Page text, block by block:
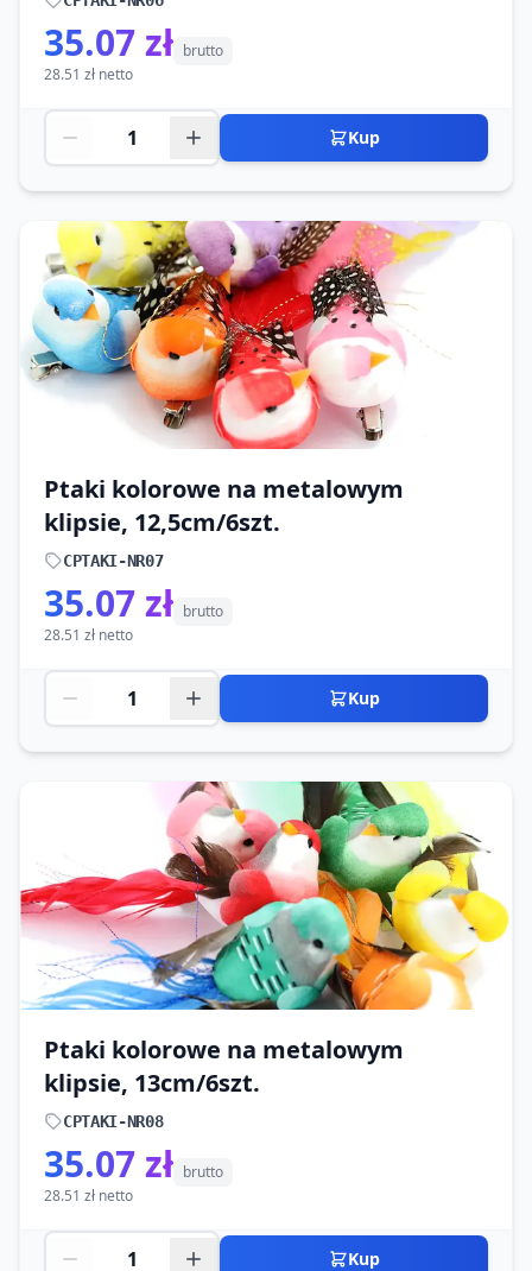
35.07 zł brutto
28.51 zł netto
Kup
Ptaki kolorowe na metalowym
klipsie, 12,5cm/6szt.
CPTAKI-NR07
35.07 zł brutto
28.51 zł netto
Kup
Ptaki kolorowe na metalowym
klipsie, 13cm/6szt.
CPTAKI-NR08
35.07 zł brutto
28.51 zł netto
Kup